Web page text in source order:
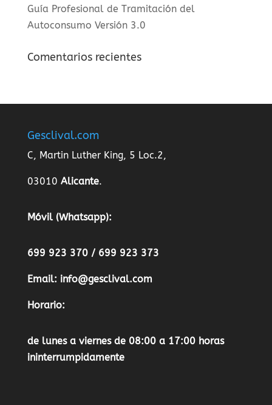
Guía Profesional de Tramitación del
Autoconsumo Versión 3.0
Comentarios recientes
Gesclival.com
C, Martin Luther King, 5 Loc.2,
03010 Alicante.
Móvil (Whatsapp):
699 923 370 / 699 923 373
Email: info@gesclival.com
Horario:
de lunes a viernes de 08:00 a 17:00 horas
ininterrumpidamente